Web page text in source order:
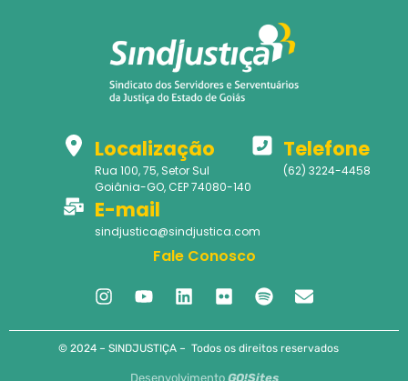
Localização
Rua 100, 75, Setor Sul
Goiânia-GO, CEP 74080-140
Telefone
(62) 3224-4458
E-mail
sindjustica@sindjustica.com
Fale Conosco
© 2024 – SINDJUSTIÇA – Todos os direitos reservados
Desenvolvimento GO!Sites